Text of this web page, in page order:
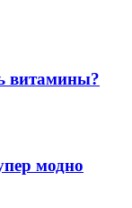
витамины?
модно